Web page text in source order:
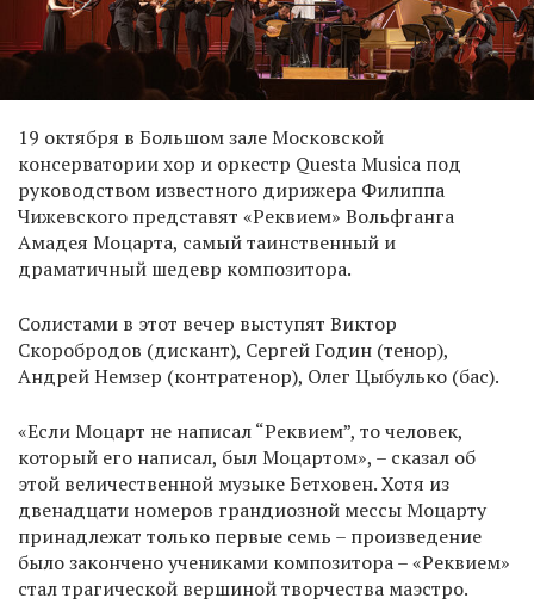
19 октября в Большом зале Московской
консерватории хор и оркестр Questa Musica под
руководством известного дирижера Филиппа
Чижевского представят «Реквием» Вольфганга
Амадея Моцарта, самый таинственный и
драматичный шедевр композитора.
Солистами в этот вечер выступят Виктор
Скоробродов (дискант), Сергей Годин (тенор),
Андрей Немзер (контратенор), Олег Цыбулько (бас).
«Если Моцарт не написал “Реквием”, то человек,
который его написал, был Моцартом», – сказал об
этой величественной музыке Бетховен. Хотя из
двенадцати номеров грандиозной мессы Моцарту
принадлежат только первые семь – произведение
было закончено учениками композитора – «Реквием»
стал трагической вершиной творчества маэстро.